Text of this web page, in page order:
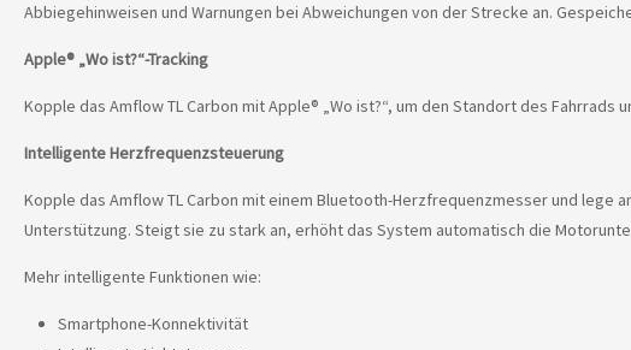
Abbiegehinweisen und Warnungen bei Abweichungen von der Strecke an.
Apple® „Wo ist?“‑Tracking
Kopple das Amflow TL Carbon mit Apple® „Wo ist?“, um den Standort des
Intelligente Herzfrequenz­steuerung
Kopple das Amflow TL Carbon mit einem Bluetooth-Herzfrequenzmesser und
Unterstützung. Steigt sie zu stark an, erhöht das System automatisch die
Mehr intelligente Funktionen wie:
Smartphone-Konnektivität